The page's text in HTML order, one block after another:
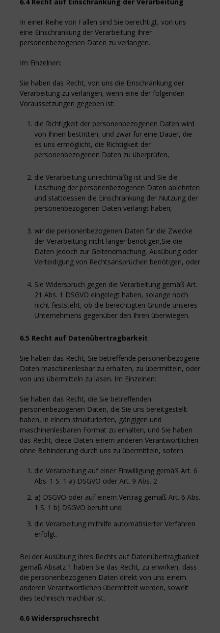
6.4 Recht auf Einschränkung der Verarbeitung
In einer Reihe von Fällen sind Sie berechtigt, von uns
eine Einschränkung der Verarbeitung Ihrer
personenbezogenen Daten zu verlangen.
Im Einzelnen:
Sie haben das Recht, von uns die Einschränkung der
Verarbeitung zu verlangen, wenn eine der folgenden
Voraussetzungen gegeben ist:
die Richtigkeit der personenbezogenen Daten wird
von Ihnen bestritten, und zwar für eine Dauer, die
es uns ermöglicht, die Richtigkeit der
personenbezogenen Daten zu überprüfen,
die Verarbeitung unrechtmäßig ist und Sie die
Löschung der personenbezogenen Daten ablehnten
und stattdessen die Einschränkung der Nutzung der
personenbezogenen Daten verlangt haben;
wir die personenbezogenen Daten für die Zwecke
der Verarbeitung nicht länger benötigen,Sie die
Daten jedoch zur Geltendmachung, Ausübung oder
Verteidigung von Rechtsansprüchen benötigen, oder
Sie Widerspruch gegen die Verarbeitung gemäß Art.
21 Abs. 1 DSGVO eingelegt haben, solange noch
nicht feststeht, ob die berechtigten Gründe unseres
Unternehmens gegenüber den Ihren überwiegen.
6.5 Recht auf Datenübertragbarkeit
Sie haben das Recht, Sie betreffende personenbezogene
Daten maschinenlesbar zu erhalten, zu übermitteln, oder
von uns übermitteln zu lasen. Im Einzelnen:
Sie haben das Recht, die Sie betreffenden
personenbezogenen Daten, die Sie uns bereitgestellt
haben, in einem strukturierten, gängigen und
maschinenlesbaren Format zu erhalten, und Sie haben
das Recht, diese Daten einem anderen Verantwortlichen
ohne Behinderung durch uns zu übermitteln, sofern
die Verarbeitung auf einer Einwilligung gemäß Art. 6
Abs. 1 S. 1 a) DSGVO oder Art. 9 Abs. 2
a) DSGVO oder auf einem Vertrag gemäß Art. 6 Abs.
1 S. 1 b) DSGVO beruht und
die Verarbeitung mithilfe automatisierter Verfahren
erfolgt.
Bei der Ausübung Ihres Rechts auf Datenübertragbarkeit
gemäß Absatz 1 haben Sie das Recht, zu erwirken, dass
die personenbezogenen Daten direkt von uns einem
anderen Verantwortlichen übermittelt werden, soweit
dies technisch machbar ist.
6.6 Widerspruchsrecht